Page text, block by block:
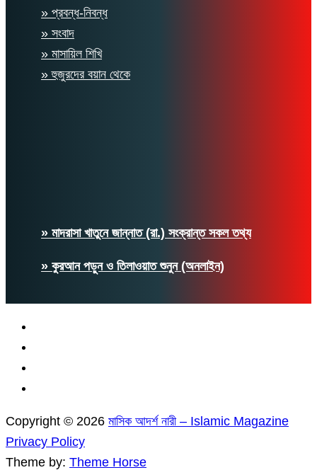
» প্রবন্ধ-নিবন্ধ
» সংবাদ
» মাসায়িল শিখি
» হুজুরদের বয়ান থেকে
» মাদরাসা খাতুনে জান্নাত (রা.) সংক্রান্ত সকল তথ্য
» কুরআন পড়ুন ও তিলাওয়াত শুনুন (অনলাইন)
Copyright © 2026 মাসিক আদর্শ নারী – Islamic Magazine
Privacy Policy
Theme by: Theme Horse